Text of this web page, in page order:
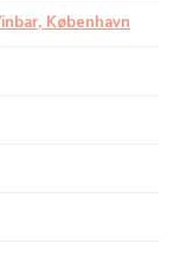
København